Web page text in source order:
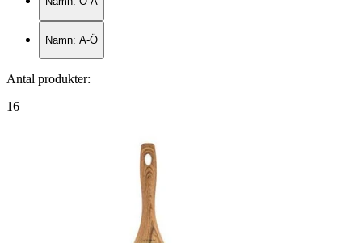
Namn: A-Ö
Antal produkter:
16